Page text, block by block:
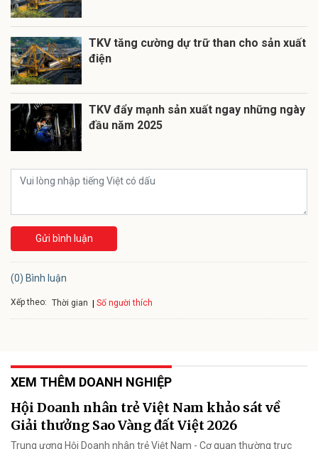
TKV tăng cường dự trữ than cho sản xuất
điện
TKV đẩy mạnh sản xuất ngay những ngày
đầu năm 2025
Gửi bình luận
(0) Bình luận
Xếp theo: Thời gian Số người thích
XEM THÊM DOANH NGHIỆP
Hội Doanh nhân trẻ Việt Nam khảo sát về
Giải thưởng Sao Vàng đất Việt 2026
Trung ương Hội Doanh nhân trẻ Việt Nam - Cơ quan thường trực